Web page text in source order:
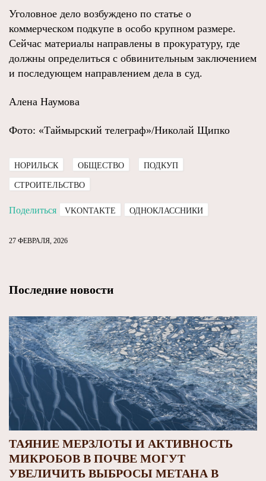
Уголовное дело возбуждено по статье о
коммерческом подкупе в особо крупном размере.
Сейчас материалы направлены в прокуратуру, где
должны определиться с обвинительным заключением
и последующем направлением дела в суд.
Алена Наумова
Фото: «Таймырский телеграф»/Николай Щипко
НОРИЛЬСК ОБЩЕСТВО ПОДКУП
СТРОИТЕЛЬСТВО
Поделиться VKONTAKTE ОДНОКЛАССНИКИ
27 ФЕВРАЛЯ, 2026
Последние новости
ТАЯНИЕ МЕРЗЛОТЫ И АКТИВНОСТЬ
МИКРОБОВ В ПОЧВЕ МОГУТ
УВЕЛИЧИТЬ ВЫБРОСЫ МЕТАНА В